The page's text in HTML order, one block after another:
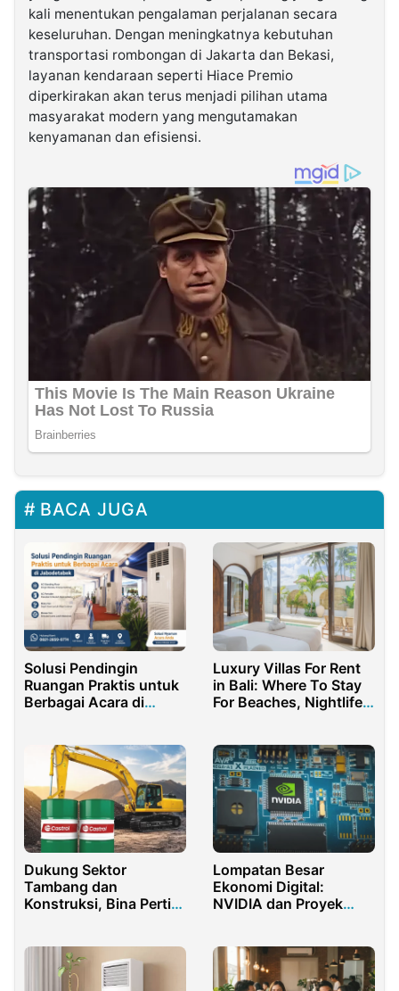
kali menentukan pengalaman perjalanan secara
keseluruhan. Dengan meningkatnya kebutuhan
transportasi rombongan di Jakarta dan Bekasi,
layanan kendaraan seperti Hiace Premio
diperkirakan akan terus menjadi pilihan utama
masyarakat modern yang mengutamakan
kenyamanan dan efisiensi.
BACA JUGA
Solusi Pendingin
Ruangan Praktis untuk
Berbagai Acara di
Luxury Villas For Rent
in Bali: Where To Stay
For Beaches, Nightlife,
Dukung Sektor
Tambang dan
Konstruksi, Bina Pertiwi
Lompatan Besar
Ekonomi Digital:
NVIDIA dan Proyek